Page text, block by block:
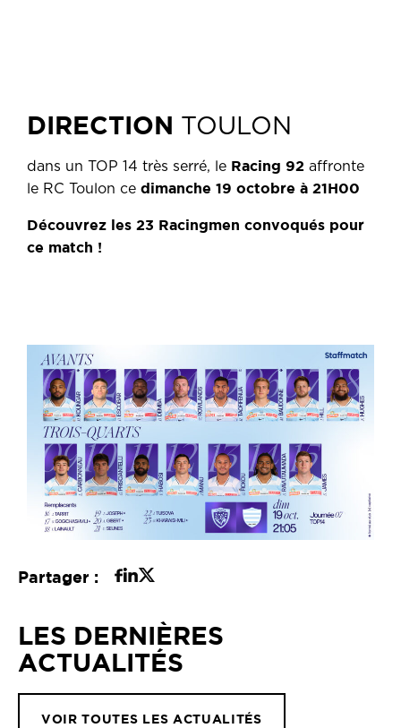
DIRECTION TOULON
dans un TOP 14 très serré, le Racing 92 affronte
le RC Toulon ce dimanche 19 octobre à 21H00
Découvrez les 23 Racingmen convoqués pour
ce match !
Partager :
LES DERNIÈRES
ACTUALITÉS
VOIR TOUTES LES ACTUALITÉS